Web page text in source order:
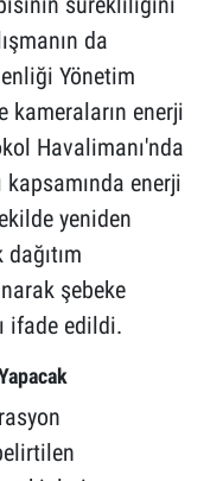
da
Yönetim
kameraların enerji
Havalimanı'nda
enerji
yeniden
şebeke
ifade edildi.